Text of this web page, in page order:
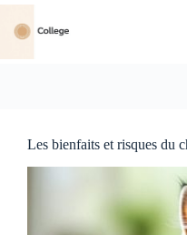
Passer
contenu
Les bienfaits et risques du